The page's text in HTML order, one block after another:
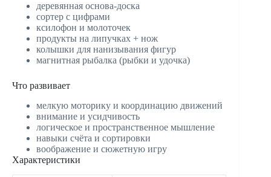
деревянная основа-доска
сортер с цифрами
ксилофон и молоточек
продукты на липучках + нож
колышки для нанизывания фигур
магнитная рыбалка (рыбки и удочка)
Что развивает
мелкую моторику и координацию движений
внимание и усидчивость
логическое и пространственное мышление
навыки счёта и сортировки
воображение и сюжетную игру
Характеристики